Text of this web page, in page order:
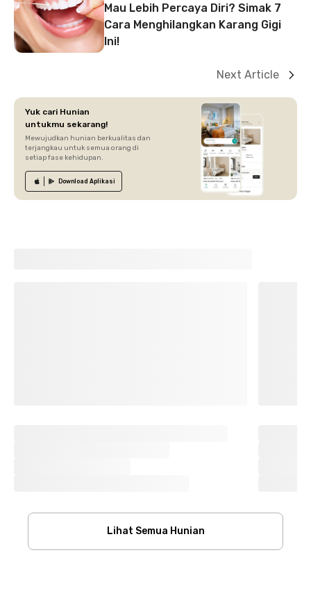
Mau Lebih Percaya Diri? Simak 7
Cara Menghilangkan Karang Gigi
Ini!
Next Article
Yuk cari Hunian
untukmu sekarang!
Mewujudkan hunian berkualitas dan
terjangkau untuk semua orang di
setiap fase kehidupan.
Download Aplikasi
Lihat Semua Hunian